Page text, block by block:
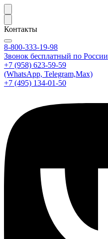
Контакты
8-800-333-19-98
Звонок бесплатный по России
+7 (958) 623-59-59
(WhatsApp, Telegram,Max)
+7 (495) 134-01-50